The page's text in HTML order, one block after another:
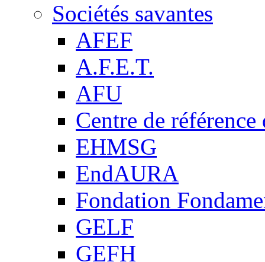
Sociétés savantes
AFEF
A.F.E.T.
AFU
Centre de
EHMSG
EndAURA
Fondation
GELF
GEFH